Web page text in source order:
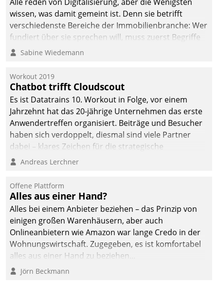
wissen, was damit gemeint ist. Denn sie betrifft
verschiedenste Bereiche der Immobilienbranche: Wer
fundiert über sie sprechen will, muss zuerst Begriffe
klären. Ein Aspekt ist die betriebliche Optimierung:
Einsparungen durch optimierte und automatisierte
Prozesse. Doch man darf nicht zu viel erwarten: Allein
mit der Einführung einer neuen Software ist es nicht
getan. Die Digitalisierung erfordert von Unternehmen
die Bereitschaft, sich zu überprüfen, zu hinterfragen
und zu verändern.
Sabine Wiedemann
Workout 2019
Chatbot trifft Cloudscout
Es ist Datatrains 10. Workout in Folge, vor einem
Jahrzehnt hat das 20-jährige Unternehmen das erste
Anwendertreffen organisiert. Beiträge und Besucher
haben sich verdoppelt, diesmal sind viele Partner
dabei – klares Zeichen für die strategische
Fokussierung auf den Kunden.
Andreas Lerchner
Offene Plattform
Alles aus einer Hand?
Alles bei einem Anbieter beziehen – das Prinzip von
einigen großen Warenhäusern, aber auch
Onlineanbietern wie Amazon war lange Credo in der
Wohnungswirtschaft. Zugegeben, es ist komfortabel
alles aus einer Hand zu beziehen...
Jörn Beckmann